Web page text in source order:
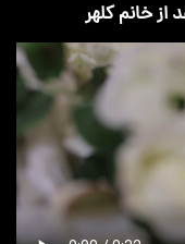
از خانم کلهر